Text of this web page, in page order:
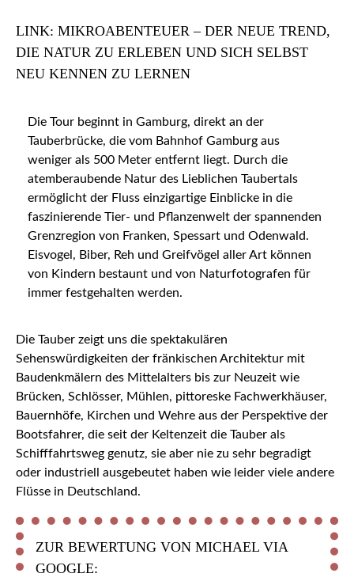
LINK: MIKROABENTEUER – DER NEUE TREND,
DIE NATUR ZU ERLEBEN UND SICH SELBST
NEU KENNEN ZU LERNEN
Die Tour beginnt in Gamburg, direkt an der
Tauberbrücke, die vom Bahnhof Gamburg aus
weniger als 500 Meter entfernt liegt. Durch die
atemberaubende Natur des Lieblichen Taubertals
ermöglicht der Fluss einzigartige Einblicke in die
faszinierende Tier- und Pflanzenwelt der spannenden
Grenzregion von Franken, Spessart und Odenwald.
Eisvogel, Biber, Reh und Greifvögel aller Art können
von Kindern bestaunt und von Naturfotografen für
immer festgehalten werden.
Die Tauber zeigt uns die spektakulären
Sehenswürdigkeiten der fränkischen Architektur mit
Baudenkmälern des Mittelalters bis zur Neuzeit wie
Brücken, Schlösser, Mühlen, pittoreske Fachwerkhäuser,
Bauernhöfe, Kirchen und Wehre aus der Perspektive der
Bootsfahrer, die seit der Keltenzeit die Tauber als
Schifffahrtsweg genutz, sie aber nie zu sehr begradigt
oder industriell ausgebeutet haben wie leider viele andere
Flüsse in Deutschland.
ZUR BEWERTUNG VON MICHAEL VIA
GOOGLE: